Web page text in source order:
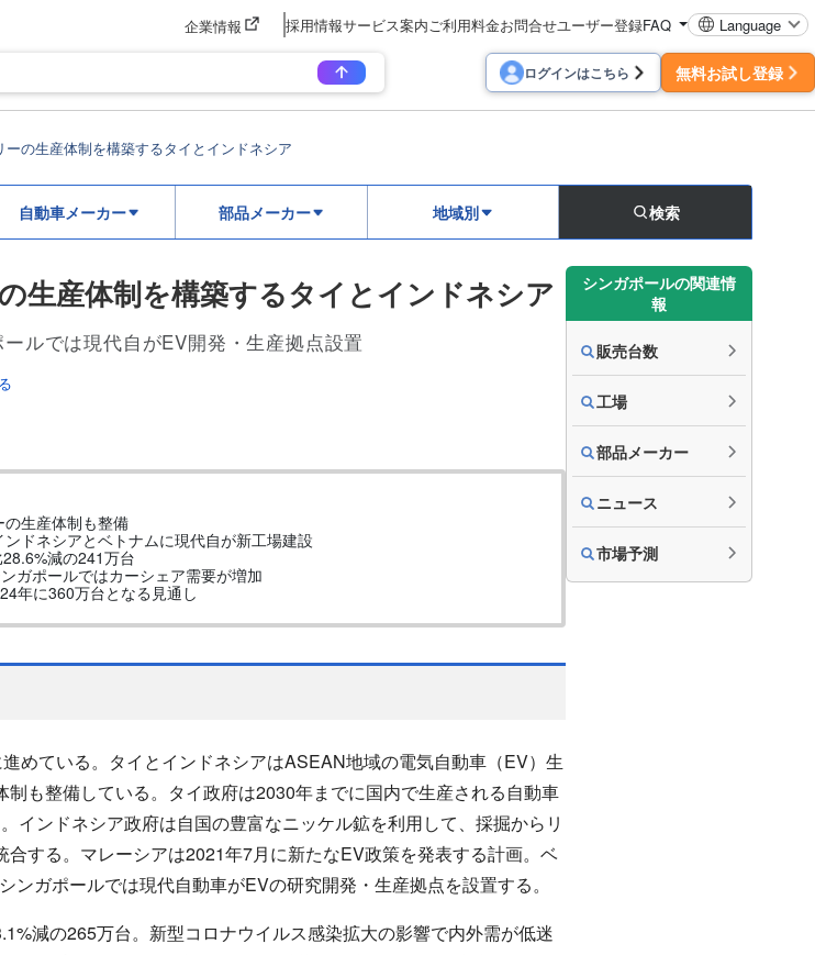
企業情報 採用情報サービス案内 ご利用料金お問合せユーザー登録FAQ Language
ログインはこちら 無料お試し登録
の生産体制を構築するタイとインドネシア
自動車メーカー 部品メーカー 地域別 検索
生産体制を構築するタイとインドネシア
ルでは現代自がEV開発・生産拠点設置
生産体制も整備
ドネシアとベトナムに現代自が新工場建設
減の241万台
ガポールではカーシェア需要が増加
年に360万台となる見通し
めている。タイとインドネシアはASEAN地域の電気自動車（EV）生
も整備している。タイ政府は2030年までに国内で生産される自動車
インドネシア政府は自国の豊富なニッケル鉱を利用して、採掘からリ
する。マレーシアは2021年7月に新たなEV政策を発表する計画。ベ
ンガポールでは現代自動車がEVの研究開発・生産拠点を設置する。
減の265万台。新型コロナウイルス感染拡大の影響で内外需が低迷
シンガポールの関連情
報
販売台数
工場
部品メーカー
ニュース
市場予測